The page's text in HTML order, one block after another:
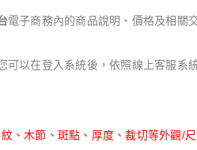
電子商務內的商品說明、價格及相關
可以在登入系統後，依照線上客服系
、木節、斑點、厚度、裁切等外觀/